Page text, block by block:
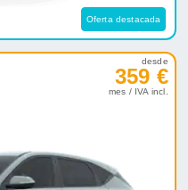
Oferta destacada
desde
359 €
mes / IVA incl.